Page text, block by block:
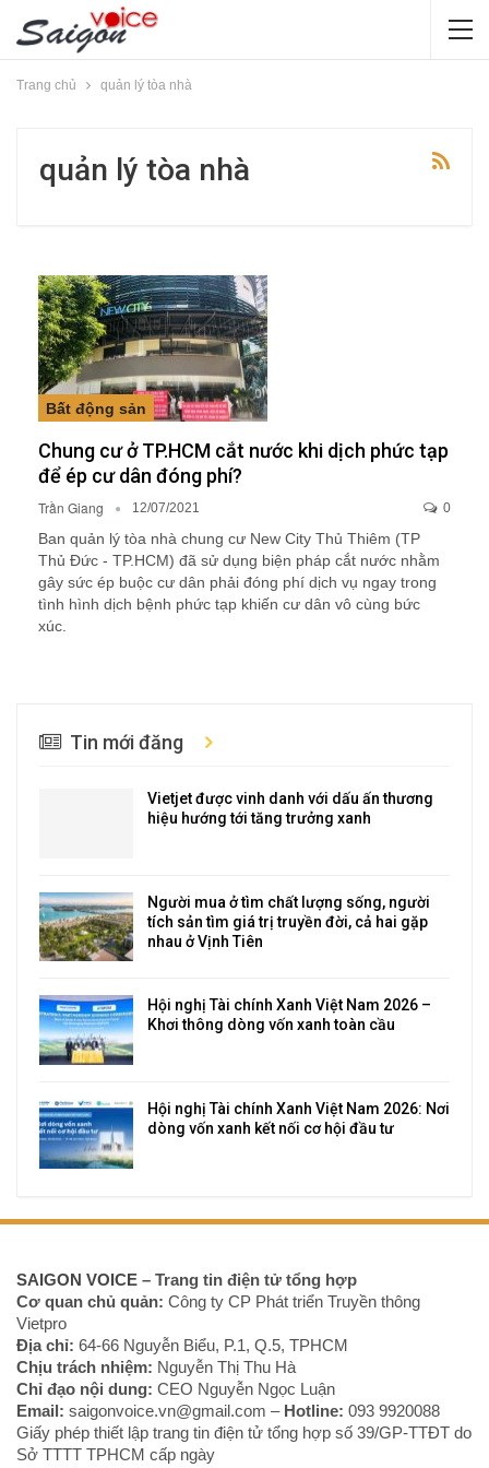
Trang chủ quản lý tòa nhà
quản lý tòa nhà
Bất động sản
Chung cư ở TP.HCM cắt nước khi dịch phức tạp
để ép cư dân đóng phí?
Trần Giang 12/07/2021 0
Ban quản lý tòa nhà chung cư New City Thủ Thiêm (TP
Thủ Đức - TP.HCM) đã sử dụng biện pháp cắt nước nhằm
gây sức ép buộc cư dân phải đóng phí dịch vụ ngay trong
tình hình dịch bệnh phức tạp khiến cư dân vô cùng bức
xúc.
Tin mới đăng
Vietjet được vinh danh với dấu ấn thương
hiệu hướng tới tăng trưởng xanh
Người mua ở tìm chất lượng sống, người
tích sản tìm giá trị truyền đời, cả hai gặp
nhau ở Vịnh Tiên
Hội nghị Tài chính Xanh Việt Nam 2026 –
Khơi thông dòng vốn xanh toàn cầu
Hội nghị Tài chính Xanh Việt Nam 2026: Nơi
dòng vốn xanh kết nối cơ hội đầu tư
SAIGON VOICE – Trang tin điện tử tổng hợp
Cơ quan chủ quản: Công ty CP Phát triển Truyền thông
Vietpro
Địa chỉ: 64-66 Nguyễn Biểu, P.1, Q.5, TPHCM
Chịu trách nhiệm: Nguyễn Thị Thu Hà
Chỉ đạo nội dung: CEO Nguyễn Ngọc Luận
Email: saigonvoice.vn@gmail.com – Hotline: 093 9920088‬
Giấy phép thiết lập trang tin điện tử tổng hợp số 39/GP-TTĐT do
Sở TTTT TPHCM cấp ngày